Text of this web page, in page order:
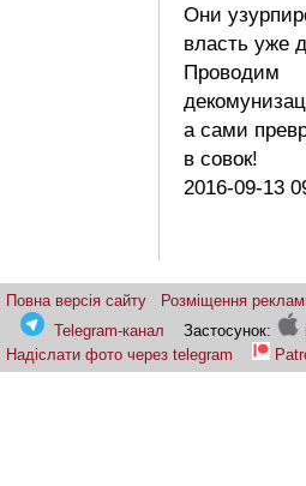
Они
власть уже
Проводим
а сами
в совок!
2016-09-13
Повна версія сайту Розміщення
Telegram-канал
Застосунок:
Надіслати фото через telegram